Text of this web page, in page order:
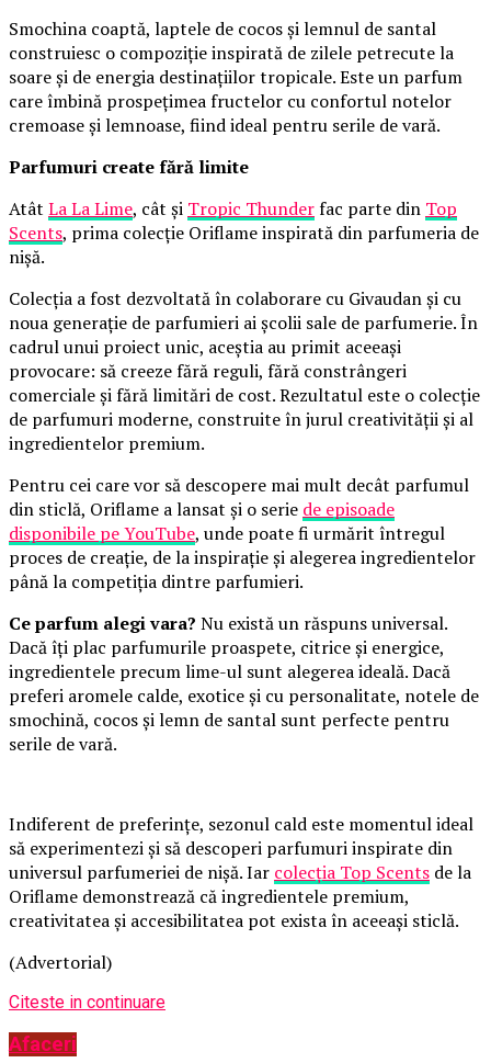
Smochina coaptă, laptele de cocos și lemnul de santal
construiesc o compoziție inspirată de zilele petrecute la
soare și de energia destinațiilor tropicale. Este un parfum
care îmbină prospețimea fructelor cu confortul notelor
cremoase și lemnoase, fiind ideal pentru serile de vară.
Parfumuri create fără limite
Atât La La Lime, cât și Tropic Thunderfac parte din Top
Scents, prima colecție Oriflame inspirată din parfumeria de
nișă.
Colecția a fost dezvoltată în colaborare cu Givaudan și cu
noua generație de parfumieri ai școlii sale de parfumerie. În
cadrul unui proiect unic, aceștia au primit aceeași
provocare: să creeze fără reguli, fără constrângeri
comerciale și fără limitări de cost. Rezultatul este o colecție
de parfumuri moderne, construite în jurul creativității și al
ingredientelor premium.
Pentru cei care vor să descopere mai mult decât parfumul
din sticlă, Oriflame a lansat și o serie de episoade
disponibile pe YouTube, unde poate fi urmărit întregul
proces de creație, de la inspirație și alegerea ingredientelor
până la competiția dintre parfumieri.
Ce parfum alegi vara? Nu există un răspuns universal.
Dacă îți plac parfumurile proaspete, citrice și energice,
ingredientele precum lime-ul sunt alegerea ideală. Dacă
preferi aromele calde, exotice și cu personalitate, notele de
smochină, cocos și lemn de santal sunt perfecte pentru
serile de vară.
Indiferent de preferințe, sezonul cald este momentul ideal
să experimentezi și să descoperi parfumuri inspirate din
universul parfumeriei de nișă. Iar colecția Top Scents de la
Oriflame demonstrează că ingredientele premium,
creativitatea și accesibilitatea pot exista în aceeași sticlă.
(Advertorial)
Citeste in continuare
Afaceri